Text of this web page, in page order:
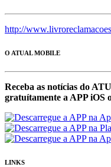
http://
O ATUAL MOBILE
Receba as notícias do
gratuítamente a APP iOS
LINKS